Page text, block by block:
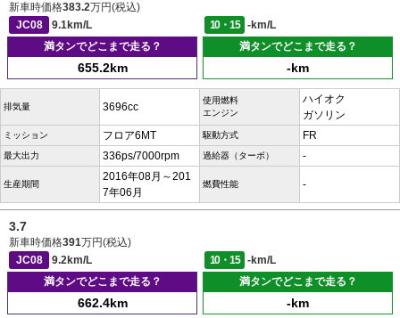
新車時価格383.2万円(税込)
JC08
9.1km/L 10・15
-km/L
満タンでどこまで走る？
655.2km
満タンでどこまで走る？
-km
排気量 3696cc
使用燃料
エンジン
ハイオク
ガソリン
ミッション フロア6MT 駆動方式 FR
最大出力 336ps/7000rpm 過給器（ターボ） -
生産期間
2016年08月～201
7年06月
燃費性能 -
3.7
新車時価格391万円(税込)
JC08
9.2km/L 10・15
-km/L
満タンでどこまで走る？
662.4km
満タンでどこまで走る？
-km